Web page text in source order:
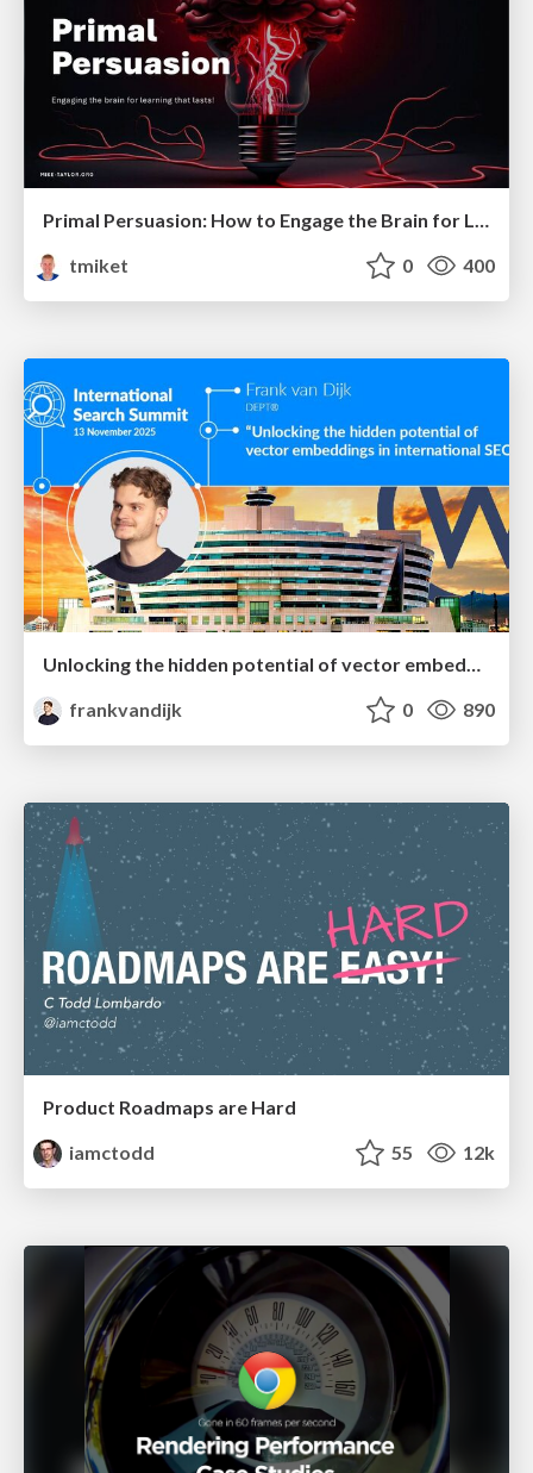
Primal Persuasion: How to Engage the Brain for Learning That Lasts
tmiket
0 400
Unlocking the hidden potential of vector embeddings in international SEO
frankvandijk
0 890
Product Roadmaps are Hard
iamctodd
55 12k